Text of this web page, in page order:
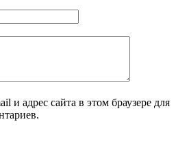
и адрес сайта в этом браузере для